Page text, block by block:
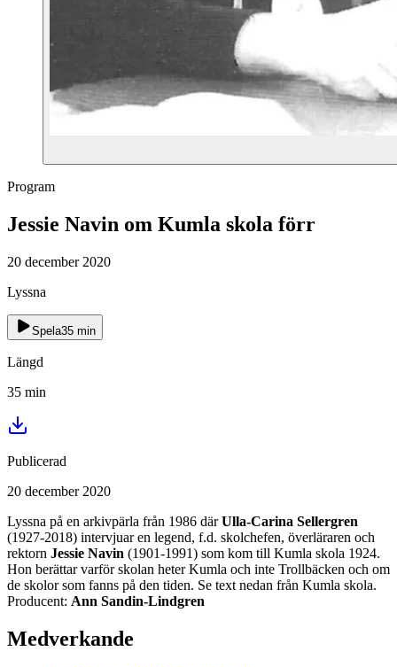
Program
Jessie Navin om Kumla skola förr
20 december 2020
Lyssna
Spela35 min
Längd
35 min
Publicerad
20 december 2020
Lyssna på en arkivpärla från 1986 därUlla-Carina Sellergren
(1927-2018) intervjuar en legend, f.d. skolchefen, överläraren och
rektorn Jessie Navin (1901-1991) som kom till Kumla skola 1924.
Hon berättar varför skolan heter Kumla och inte Trollbäcken och om
de skolor som fanns på den tiden. Se text nedan från Kumla skola.
Producent: Ann Sandin-Lindgren
Medverkande